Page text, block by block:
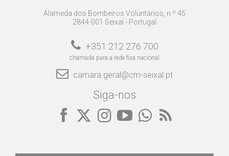
Alameda dos Bombeiros Voluntários, n.º 45
2844-001 Seixal - Portugal
+351 212 276 700
chamada para a rede fixa nacional
camara.geral@cm-seixal.pt
Siga-nos